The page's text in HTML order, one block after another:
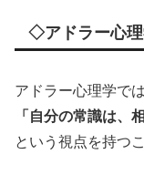
◇アドラー心
アドラー心理学では
「自分の常識は、
という視点を持つ